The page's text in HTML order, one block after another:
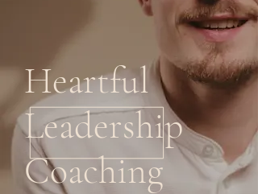
Heartful
Leadership
Coaching